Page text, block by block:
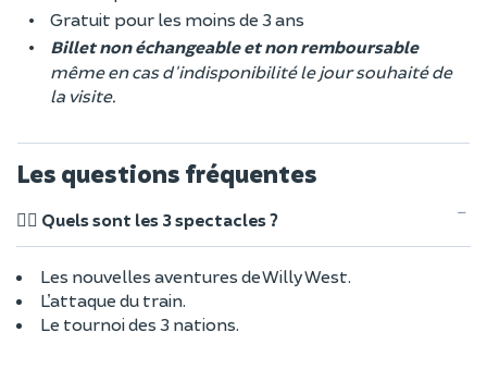
Gratuit pour les moins de 3 ans
Billet non échangeable et non remboursable
même en cas d'indisponibilité le jour souhaité de
la visite.
Les questions fréquentes
🤹‍♀️ Quels sont les 3 spectacles ?
Les nouvelles aventures de Willy West.
L’attaque du train.
Le tournoi des 3 nations.